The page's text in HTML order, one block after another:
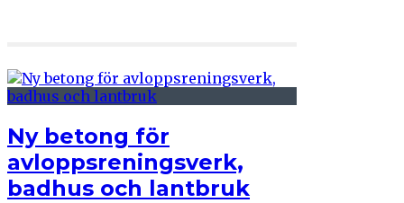
Ny betong för
avloppsreningsverk,
badhus och lantbruk